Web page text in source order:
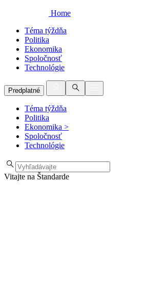
Home
Téma týždňa
Politika
Ekonomika
Spoločnosť
Technológie
Predplatné
Téma týždňa
Politika
Ekonomika >
Spoločnosť
Technológie
Vitajte na Štandarde